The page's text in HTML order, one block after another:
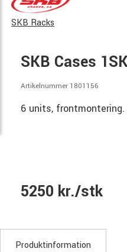
SKB Racks
SKB Cases
Artikelnummer 1801156
6 units, frontmontering.
5250 kr./stk
Produktinformation